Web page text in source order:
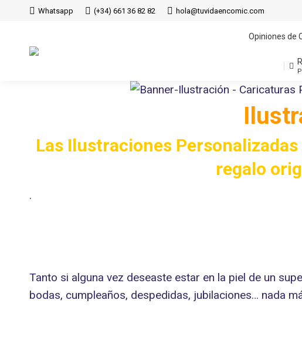
Whatsapp (+34) 661 36 82 82 hola@tuvidaencomic.com
Opiniones de
Las Ilustraciones
regalo
.
Tanto si alguna vez deseaste estar en la piel de un
bodas, cumpleaños, despedidas, jubilaciones… nada